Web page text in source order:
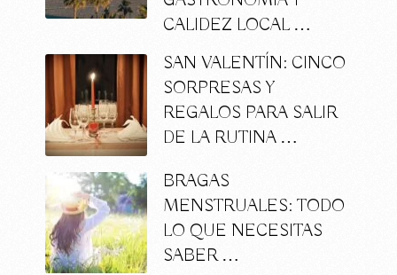
CALIDEZ LOCAL …
SAN VALENTÍN: CINCO
SORPRESAS Y
REGALOS PARA SALIR
DE LA RUTINA …
BRAGAS
MENSTRUALES: TODO
LO QUE NECESITAS
SABER …